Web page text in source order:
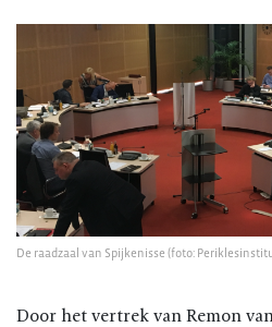
De raadzaal van Spijkenisse (foto:
Door het vertrek van Remon